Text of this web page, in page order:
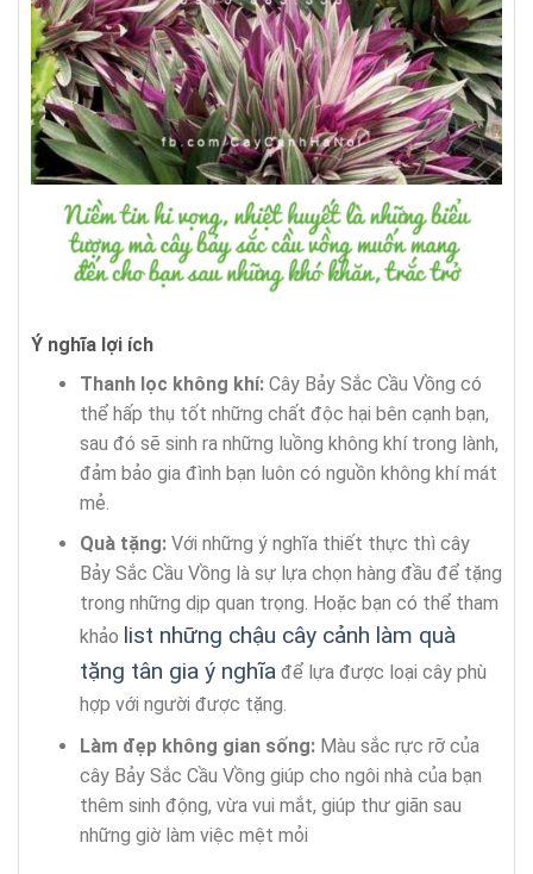
Ý nghĩa lợi ích
Thanh lọc không khí:Cây Bảy Sắc Cầu Vồng có
thể hấp thụ tốt những chất độc hại bên cạnh bạn,
sau đó sẽ sinh ra những luồng không khí trong lành,
đảm bảo gia đình bạn luôn có nguồn không khí mát
mẻ.
Quà tặng:Với những ý nghĩa thiết thực thì cây
Bảy Sắc Cầu Vồng là sự lựa chọn hàng đầu để tặng
trong những dịp quan trọng. Hoặc bạn có thể tham
khảo list những chậu cây cảnh làm quà
tặng tân gia ý nghĩađể lựa được loại cây phù
hợp với người được tặng.
Làm đẹp không gian sống:Màu sắc rực rỡ của
cây Bảy Sắc Cầu Vồng giúp cho ngôi nhà của bạn
thêm sinh động, vừa vui mắt, giúp thư giãn sau
những giờ làm việc mệt mỏi